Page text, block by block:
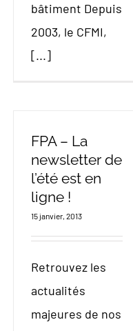
bâtiment Depuis
2003, le CFMI,
[...]
FPA – La
newsletter de
l’été est en
ligne !
15 janvier, 2013
Retrouvez les
actualités
majeures de nos